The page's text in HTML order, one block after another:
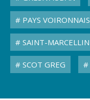
PAYS VOIRONNAIS
SAINT-
SCOT GREG